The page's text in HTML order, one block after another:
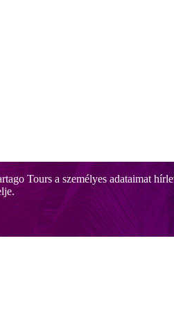
animációs és sportprogramok,
Tours a személyes adataimat